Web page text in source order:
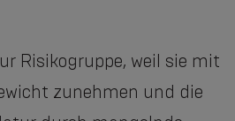
Risikogruppe, weil sie mit
zunehmen und die